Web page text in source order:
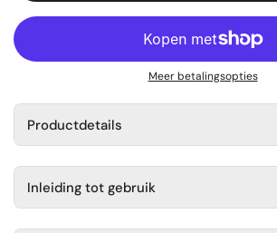
Meer betalingsopties
Productdetails
Inleiding tot gebruik